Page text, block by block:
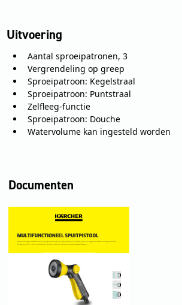
Uitvoering
Aantal sproeipatronen, 3
Vergrendeling op greep
Sproeipatroon: Kegelstraal
Sproeipatroon: Puntstraal
Zelfleeg-functie
Sproeipatroon: Douche
Watervolume kan ingesteld worden
Documenten